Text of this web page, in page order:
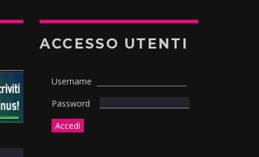
ACCESSO UTENTI
Username
Password